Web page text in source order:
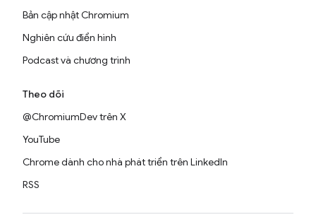
Bản cập nhật Chromium
Nghiên cứu điển hình
Podcast và chương trình
Theo dõi
@ChromiumDev trên X
YouTube
Chrome dành cho nhà phát triển trên LinkedIn
RSS